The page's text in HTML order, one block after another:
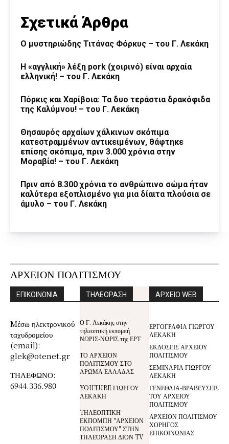
Σχετικά Άρθρα
O μυστηριώδης Τιτάνας Φόρκυς – του Γ. Λεκάκη
Η «αγγλική» λέξη pork (χοιρινό) είναι αρχαία
ελληνική! – του Γ. Λεκάκη
Πόρκις και Χαρίβοια: Τα δυο τεράστια δρακόφιδα
της Καλύμνου! – του Γ. Λεκάκη
Θησαυρός αρχαίων χάλκινων σκόπιμα
κατεστραμμένων αντικειμένων, θάφτηκε
επίσης σκόπιμα, πριν 3.000 χρόνια στην
Μοραβία! – του Γ. Λεκάκη
Πριν από 8.300 χρόνια το ανθρώπινο σώμα ήταν
καλύτερα εξοπλισμένο για μια δίαιτα πλούσια σε
άμυλο – του Γ. Λεκάκη
ΑΡΧΕΙΟΝ ΠΟΛΙΤΙΣΜΟΥ
ΕΠΙΚΟΙΝΩΝΙΑ
Mέσω ηλεκτρονικού
ταχυδρομείου
(email):
glek@otenet.gr
ΤΗΛΕΦΩΝΟ:
6944.336.980
ΤΗΛΕΟΡΑΣΗ
Ο Γ. Λεκάκης στην
τηλεοπτική εκπομπή
ΝΩΡΙΣ-ΝΩΡΙΣ της ΕΡΤ
ΤΟ ΑΡΧΕΙΟΝ
ΠΟΛΙΤΙΣΜΟΥ ΣΤΟ
ΑΡΩΜΑ ΕΛΛΑΔΑΣ
YOUTUBE ΓΙΩΡΓΟΥ
ΛΕΚΑΚΗ
TΗΛΕΟΠΤΙΚΗ
ΕΚΠΟΜΠΗ "ΑΡΧΕΙΟΝ
ΠΟΛΙΤΙΣΜΟΥ" ΣΤΗΝ
ΤΗΛΕΌΡΑΣΗ ΔΙΟΝ TV
ΑΡΧΕΙΟ WEB
ΕΡΓΟΓΡΑΦΙΑ ΓΙΩΡΓΟΥ
ΛΕΚΑΚΗ
ΕΚΔΟΣΕΙΣ ΑΡΧΕΙΟΥ
ΠΟΛΙΤΙΣΜΟΥ
ΣΕΜΙΝΑΡΙΑ ΓΙΩΡΓΟΥ
ΛΕΚΑΚΗ
ΓΕΝΕΘΛΙΑ-ΒΡΑΒΕΥΣΕΙΣ
ΤΟΥ ΑΡΧΕΙΟΥ
ΠΟΛΙΤΙΣΜΟΥ
ΑΡΧΕΙΟΝ ΠΟΛΙΤΙΣΜΟΥ
ΧΟΡΗΓΟΣ
ΕΠΙΚΟΙΝΩΝΙΑΣ